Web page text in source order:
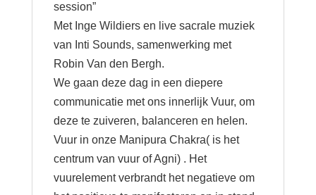
session”
Met Inge Wildiers en live sacrale muziek
van Inti Sounds, samenwerking met
Robin Van den Bergh.
We gaan deze dag in een diepere
communicatie met ons innerlijk Vuur, om
deze te zuiveren, balanceren en helen.
Vuur in onze Manipura Chakra( is het
centrum van vuur of Agni) . Het
vuurelement verbrandt het negatieve om